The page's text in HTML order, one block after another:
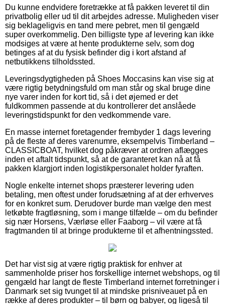
Du kunne endvidere foretrække at få pakken leveret til din
privatbolig eller ud til dit arbejdes adresse. Muligheden viser
sig beklageligvis en tand mere pebret, men til gengæld
super overkommelig. Den billigste type af levering kan ikke
modsiges at være at hente produkterne selv, som dog
betinges af at du fysisk befinder dig i kort afstand af
netbutikkens tilholdssted.
Leveringsdygtigheden på Shoes Moccasins kan vise sig at
være rigtig betydningsfuld om man står og skal bruge dine
nye varer inden for kort tid, så i det øjemed er det
fuldkommen passende at du kontrollerer det anslåede
leveringstidspunkt for den vedkommende vare.
En masse internet foretagender frembyder 1 dags levering
på de fleste af deres varenumre, eksempelvis Timberland –
CLASSICBOAT, hvilket dog påkræver at ordren aflægges
inden et aftalt tidspunkt, så at de garanteret kan nå at få
pakken klargjort inden logistikpersonalet holder fyraften.
Nogle enkelte internet shops præsterer levering uden
betaling, men oftest under forudsætning af at der erhverves
for en konkret sum. Derudover burde man vælge den mest
letkøbte fragtløsning, som i mange tilfælde – om du befinder
sig nær Horsens, Værløse eller Faaborg – vil være at få
fragtmanden til at bringe produkterne til et afhentningssted.
Det har vist sig at være rigtig praktisk for enhver at
sammenholde priser hos forskellige internet webshops, og til
gengæld har langt de fleste Timberland internet forretninger i
Danmark set sig tvunget til at mindske prisniveauet på en
række af deres produkter – til børn og babyer, og ligeså til